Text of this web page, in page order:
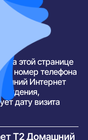
от Т2
на этой странице
номер телефона
Интернет
дату визита
Т2 Домашний